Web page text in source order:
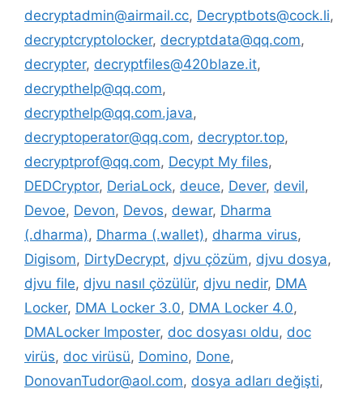
decryptadmin@airmail.cc, Decryptbots@cock.li,
decryptcryptolocker, decryptdata@qq.com,
decrypter, decryptfiles@420blaze.it,
decrypthelp@qq.com,
decrypthelp@qq.com.java,
decryptoperator@qq.com, decryptor.top,
decryptprof@qq.com, Decypt My files,
DEDCryptor, DeriaLock, deuce, Dever, devil,
Devoe, Devon, Devos, dewar, Dharma
(.dharma), Dharma (.wallet), dharma virus,
Digisom, DirtyDecrypt, djvu çözüm, djvu dosya,
djvu file, djvu nasıl çözülür, djvu nedir, DMA
Locker, DMA Locker 3.0, DMA Locker 4.0,
DMALocker Imposter, doc dosyası oldu, doc
virüs, doc virüsü, Domino, Done,
DonovanTudor@aol.com, dosya adları değişti,